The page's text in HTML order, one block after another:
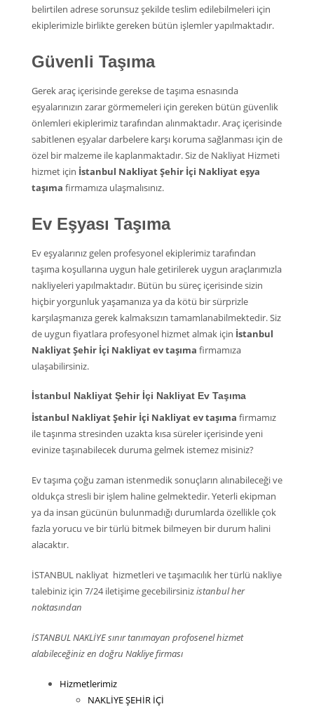
belirtilen adrese sorunsuz şekilde teslim edilebilmeleri için
ekiplerimizle birlikte gereken bütün işlemler yapılmaktadır.
Güvenli Taşıma
Gerek araç içerisinde gerekse de taşıma esnasında
eşyalarınızın zarar görmemeleri için gereken bütün güvenlik
önlemleri ekiplerimiz tarafından alınmaktadır. Araç içerisinde
sabitlenen eşyalar darbelere karşı koruma sağlanması için de
özel bir malzeme ile kaplanmaktadır. Siz de Nakliyat Hizmeti
hizmet için İstanbul Nakliyat Şehir İçi Nakliyat eşya
taşıma firmamıza ulaşmalısınız.
Ev Eşyası Taşıma
Ev eşyalarınız gelen profesyonel ekiplerimiz tarafından
taşıma koşullarına uygun hale getirilerek uygun araçlarımızla
nakliyeleri yapılmaktadır. Bütün bu süreç içerisinde sizin
hiçbir yorgunluk yaşamanıza ya da kötü bir sürprizle
karşılaşmanıza gerek kalmaksızın tamamlanabilmektedir. Siz
de uygun fiyatlara profesyonel hizmet almak için İstanbul
Nakliyat Şehir İçi Nakliyat ev taşıma firmamıza
ulaşabilirsiniz.
İstanbul Nakliyat Şehir İçi Nakliyat Ev Taşıma
İstanbul Nakliyat Şehir İçi Nakliyat ev taşıma firmamız
ile taşınma stresinden uzakta kısa süreler içerisinde yeni
evinize taşınabilecek duruma gelmek istemez misiniz?
Ev taşıma çoğu zaman istenmedik sonuçların alınabileceği ve
oldukça stresli bir işlem haline gelmektedir. Yeterli ekipman
ya da insan gücünün bulunmadığı durumlarda özellikle çok
fazla yorucu ve bir türlü bitmek bilmeyen bir durum halini
alacaktır.
İSTANBUL nakliyat hizmetleri ve taşımacılık her türlü nakliye
talebiniz için 7/24 iletişime gecebilirsinizistanbul her
noktasından
İSTANBUL NAKLİYE sınır tanımayan profosenel hizmet
alabileceğiniz en doğru Nakliye firması
Hizmetlerimiz
NAKLİYE ŞEHİR İÇİ